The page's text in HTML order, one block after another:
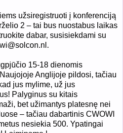
užsiregistruoti į konferenciją
2 – tai bus nuostabus laikas
dabar, susisiekdami su
15-18 dienomis
Anglijoje pildosi, tačiau
jus mylime, už jus
Palyginus su kitais
bet užimantys platesnę nei
– tačiau dabartinis CWOWI
nesiekia 500. Ypatingai